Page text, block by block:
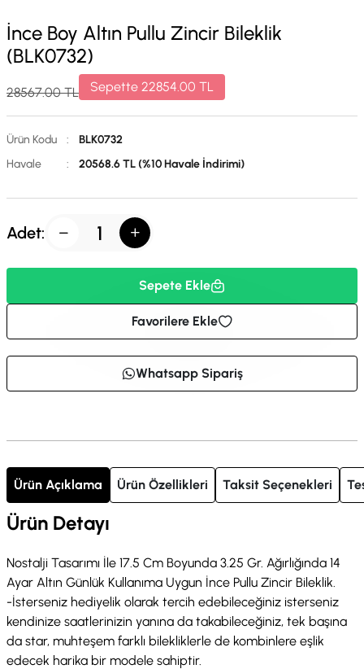
İnce Boy Altın Pullu Zincir Bileklik
(BLK0732)
28567.00TL Sepette 22854.00 TL
Ürün Kodu :
BLK0732
Havale
: 20568.6 TL (%10 Havale İndirimi)
Adet:
Sepete Ekle
Favorilere Ekle
Whatsapp Sipariş
Ürün Açıklama Ürün Özellikleri Taksit Seçenekleri
Ürün Detayı
Nostalji Tasarımı İle 17.5 Cm Boyunda 3.25 Gr. Ağırlığında 14
Ayar Altın Günlük Kullanıma Uygun İnce Pullu Zincir Bileklik.
-İsterseniz hediyelik olarak tercih edebileceğiniz isterseniz
kendinize saatlerinizin yanına da takabileceğiniz, tek başına
da star, muhteşem farklı bilekliklerle de kombinlere eşlik
edecek harika bir modele sahiptir.